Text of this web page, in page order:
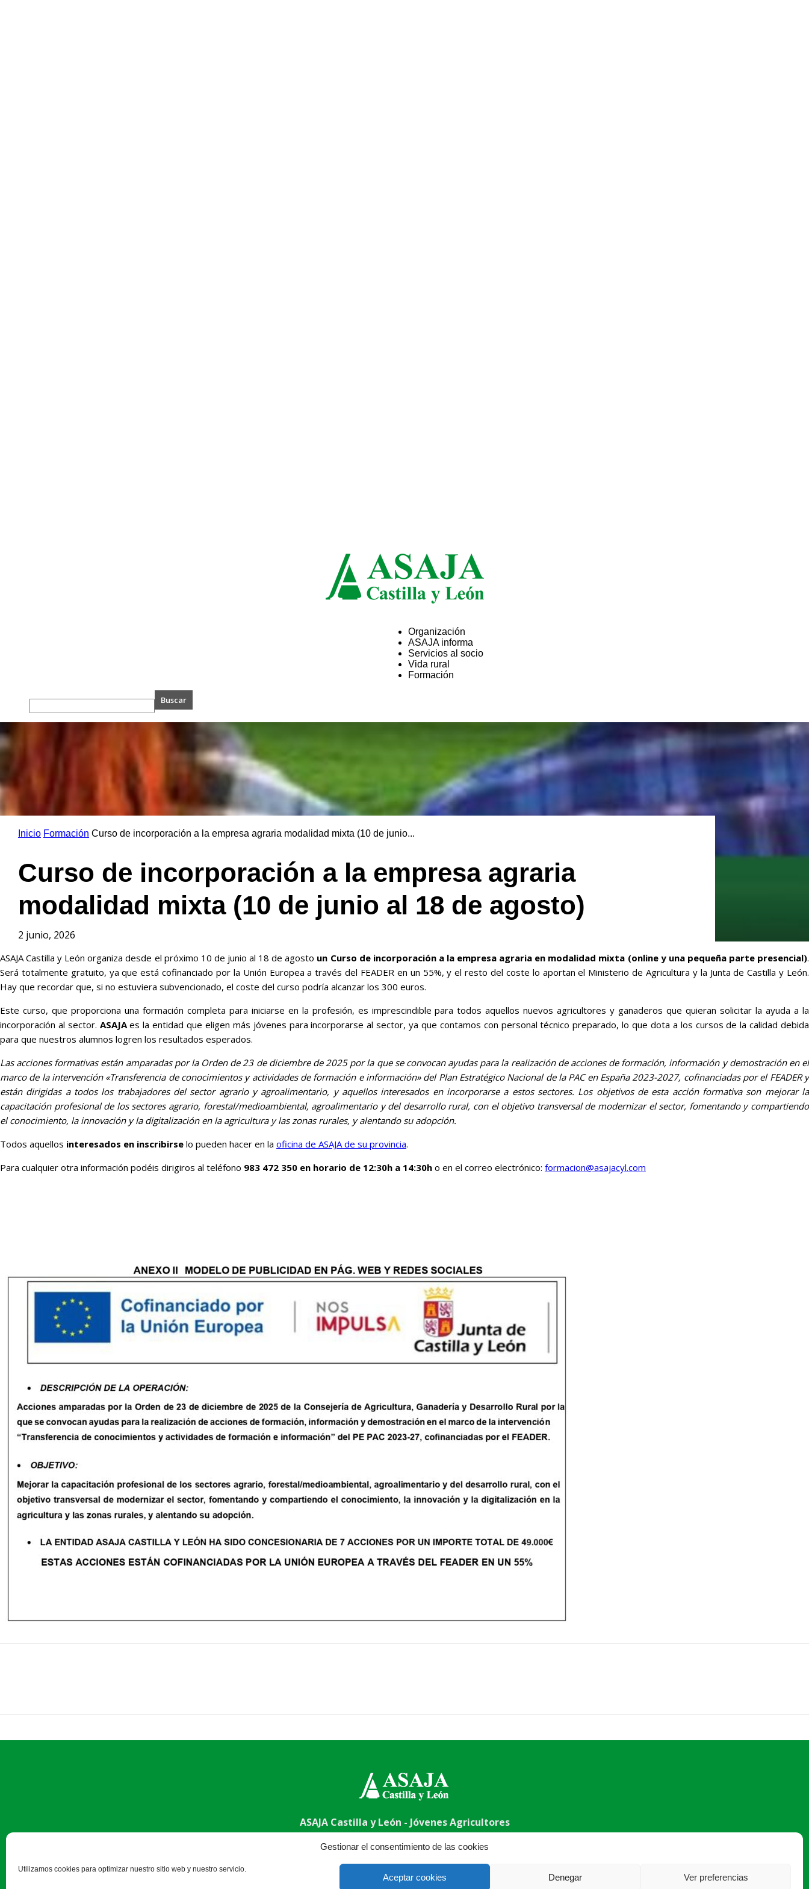
Gestionar el consentimiento de las cookies
Utilizamos cookies para optimizar nuestro sitio web y nuestro servicio.
Aceptar cookies Denegar Ver preferencias
ASAJA
Castilla
y
León
Organización
ASAJA informa
Servicios al socio
Vida rural
Formación
Inicio Formación Curso de incorporación a la empresa agraria modalidad mixta (10 de junio...
Curso de incorporación a la empresa agraria
modalidad mixta (10 de junio al 18 de agosto)
2 junio, 2026
ASAJA Castilla y León organiza desde el próximo 10 de junio al 18 de agosto un Curso de incorporación a la empresa agraria en modalidad mixta (online y una pequeña parte presencial).
Será totalmente gratuito, ya que está cofinanciado por la Unión Europea a través del FEADER en un 55%, y el resto del coste lo aportan el Ministerio de Agricultura y la Junta de Castilla y León.
Hay que recordar que, si no estuviera subvencionado, el coste del curso podría alcanzar los 300 euros.
Este curso, que proporciona una formación completa para iniciarse en la profesión, es imprescindible para todos aquellos nuevos agricultores y ganaderos que quieran solicitar la ayuda a la
incorporación al sector. ASAJAes la entidad que eligen más jóvenes para incorporarse al sector, ya que contamos con personal técnico preparado, lo que dota a los cursos de la calidad debida
para que nuestros alumnos logren los resultados esperados.
Las acciones formativas están amparadas por la Orden de 23 de diciembre de 2025 por la que se convocan ayudas para la realización de acciones de formación, información y demostración en el
marco de la intervención «Transferencia de conocimientos y actividades de formación e información» del Plan Estratégico Nacional de la PAC en España 2023-2027, cofinanciadas por el FEADER y
están dirigidas a todos los trabajadores del sector agrario y agroalimentario, y aquellos interesados en incorporarse a estos sectores. Los objetivos de esta acción formativa son mejorar la
capacitación profesional de los sectores agrario, forestal/medioambiental, agroalimentario y del desarrollo rural, con el objetivo transversal de modernizar el sector, fomentando y compartiendo
el conocimiento, la innovación y la digitalización en la agricultura y las zonas rurales, y alentando su adopción.
Todos aquellos interesados en inscribirse lo pueden hacer en la oficina de ASAJA de su provincia.
Para cualquier otra información podéis dirigiros al teléfono 983 472 350 en horario de 12:30h a 14:30h o en el correo electrónico: formacion@asajacyl.com
ASAJA Castilla y León - Jóvenes Agricultores